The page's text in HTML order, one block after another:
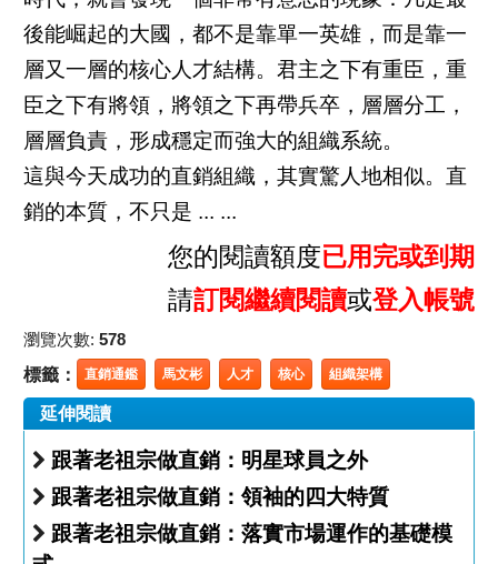
後能崛起的大國，都不是靠單一英雄，而是靠一
層又一層的核心人才結構。君主之下有重臣，重
臣之下有將領，將領之下再帶兵卒，層層分工，
層層負責，形成穩定而強大的組織系統。
這與今天成功的直銷組織，其實驚人地相似。直
銷的本質，不只是 ... ...
您的閱讀額度已用完或到期
請訂閱繼續閱讀或登入帳號
瀏覽次數: 578
標籤： 直銷通鑑 馬文彬 人才 核心 組織架構
延伸閱讀
跟著老祖宗做直銷：明星球員之外
跟著老祖宗做直銷：領袖的四大特質
跟著老祖宗做直銷：落實市場運作的基礎模